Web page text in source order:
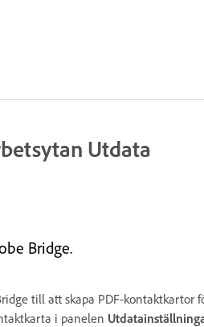
Utdata
Bridge.
till att skapa PDF-kontaktkartor
i panelen